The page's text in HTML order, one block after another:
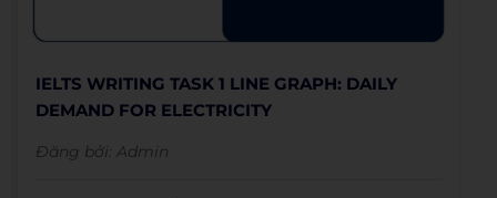
IELTS WRITING TASK 1 LINE GRAPH: DAILY
DEMAND FOR ELECTRICITY
Đăng bởi: Admin